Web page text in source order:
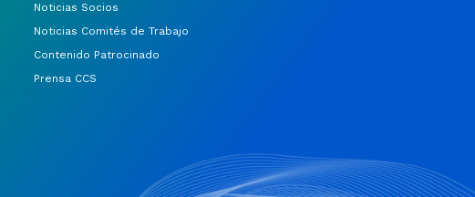
Noticias Socios
Noticias Comités de Trabajo
Contenido Patrocinado
Prensa CCS